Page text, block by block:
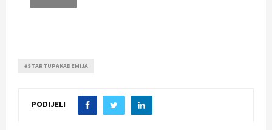
#STARTUPAKADEMIJA
PODIJELI